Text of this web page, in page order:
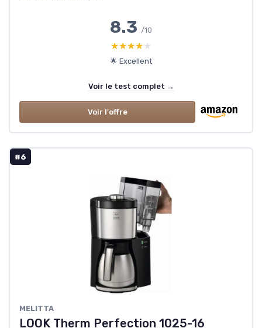
8.3 /10
★★★★★
★★★★★
🌟 Excellent
Voir le test complet →
Voir l'offre
#6
‎MELITTA
LOOK Therm Perfection 1025-16